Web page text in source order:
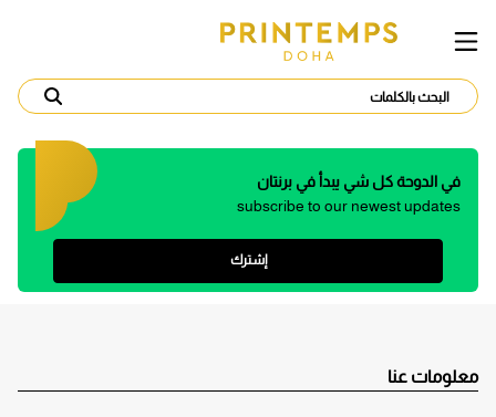
في الدوحة كل شي يبدأ في برنتان
subscribe to our newest updates
إشترك
معلومات عنا